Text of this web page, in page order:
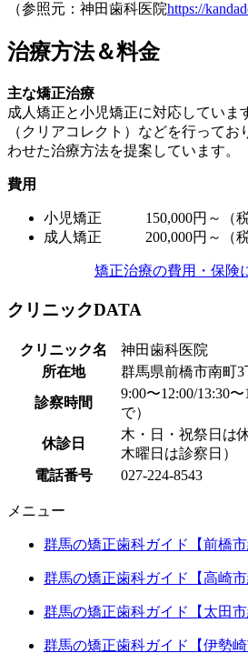
（参照元：神田歯科医院https://
治療方法＆料金
主な矯正治療
成人矯正と小児矯正に対応していま
（クリアコレクト）などを行って
わせた治療方法を提案しています。
費用
小児矯正 150,000円～（税
成人矯正 200,000円～（税
矯正治療の費用・保険
クリニックDATA
クリニック名
神田歯科医院
所在地
群馬県前橋市南町3
診察時間
9:00〜12:00/13:30
で）
休診日
木・日・祝祭日は
木曜日は診察日）
電話番号
027-224-8543
メニュー
群馬の矯正歯科ガイド【前橋市
群馬の矯正歯科ガイド【高崎市
群馬の矯正歯科ガイド【太田市
群馬の矯正歯科ガイド【伊勢崎